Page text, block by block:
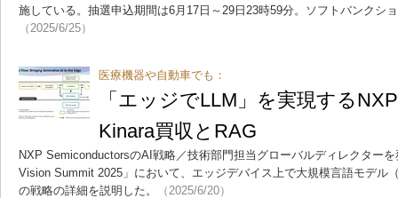
施している。抽選申込期間は6月17日～29日23時59分。ソフトバンク
（2025/6/25）
医療機器や自動車でも：
「エッジでLLM」を実現する
Kinara買収とRAG
NXP SemiconductorsのAI戦略／技術部門担当グローバルディレクター
Vision Summit 2025」において、エッジデバイス上で大規模言語モデル
の戦略の詳細を説明した。
（2025/6/20）